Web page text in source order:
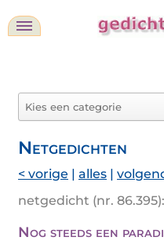
Netgedichten
< vorige | alles |
netgedicht (nr. 86.395):
Nog steeds een